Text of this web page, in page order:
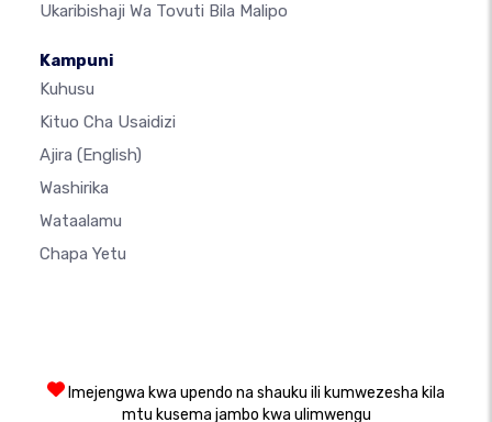
Ukaribishaji Wa Tovuti Bila Malipo
Kampuni
Kuhusu
Kituo Cha Usaidizi
Ajira (English)
Washirika
Wataalamu
Chapa Yetu
Imejengwa kwa upendo na shauku ili kumwezesha kila
mtu kusema jambo kwa ulimwengu